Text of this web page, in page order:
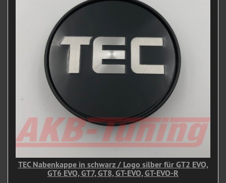
TEC Nabenkappe in schwarz / Logo silber für GT2 EVO,
GT6 EVO, GT7, GT8, GT-EVO, GT-EVO-R